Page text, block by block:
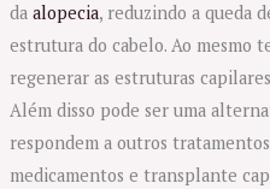
da alopecia, reduzindo a queda
estrutura do cabelo. Ao mesmo
regenerar as estruturas
Além disso pode ser uma
respondem a outros
medicamentos e transplante